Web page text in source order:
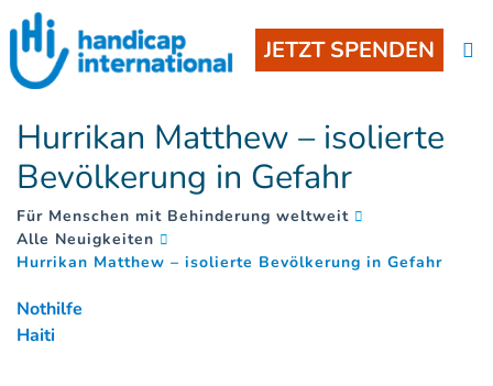
JETZT SPENDEN
Hurrikan Matthew – isolierte
Bevölkerung in Gefahr
Für Menschen mit Behinderung weltweit
Alle Neuigkeiten
Hurrikan Matthew – isolierte Bevölkerung in Gefahr(
Nothilfe
Haiti